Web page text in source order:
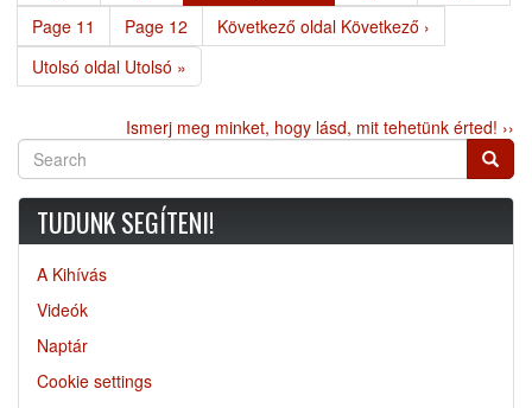
Page 11 Page 12 Következő oldal Következő ›
Utolsó oldal Utolsó »
Ismerj meg minket, hogy lásd, mit tehetünk érted! ››
Search
TUDUNK SEGÍTENI!
A Kihívás
Videók
Naptár
Cookie settings